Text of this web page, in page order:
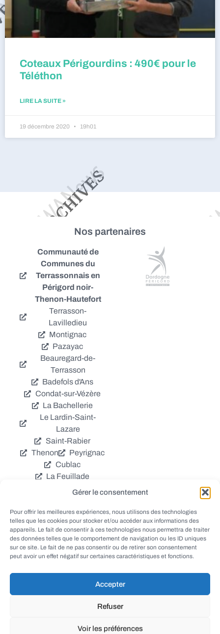
Gérer le consentement
Pour offrir les meilleures expériences, nous utilisons des technologies
telles que les cookies pour stocker et/ou accéder aux informations des
appareils. Le fait de consentir à ces technologies nous permettra de traiter
des données telles que le comportement de navigation ou les ID uniques
sur ce site. Le fait de ne pas consentir ou de retirer son consentement
peut avoir un effet négatif sur certaines caractéristiques et fonctions.
Accepter
Refuser
Voir les préférences
Coteaux Périgourdins : 490€ pour le
Téléthon
LIRE LA SUITE »
19 décembre 2020 19h01
Nos partenaires
Communauté de
Communes du
Terrassonnais en
Périgord noir-
Thenon-Hautefort
Terrasson-
Lavilledieu
Montignac
Pazayac
Beauregard-de-
Terrasson
Badefols d'Ans
Condat-sur-Vézère
La Bachellerie
Le Lardin-Saint-
Lazare
Saint-Rabier
Thenon
Peyrignac
Cublac
La Feuillade
Chavagnac
Coly
Grèzes
Aubas
Villac
Azerat
Ladornac
Tourtoirac